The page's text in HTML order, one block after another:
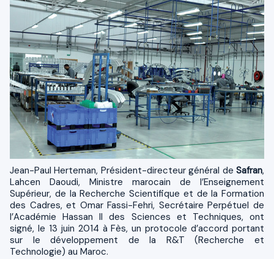
Jean-Paul Herteman, Président-directeur général de Safran,
Lahcen Daoudi, Ministre marocain de l’Enseignement
Supérieur, de la Recherche Scientifique et de la Formation
des Cadres, et Omar Fassi-Fehri, Secrétaire Perpétuel de
l’Académie Hassan II des Sciences et Techniques, ont
signé, le 13 juin 2014 à Fès, un protocole d’accord portant
sur le développement de la R&T (Recherche et
Technologie) au Maroc.